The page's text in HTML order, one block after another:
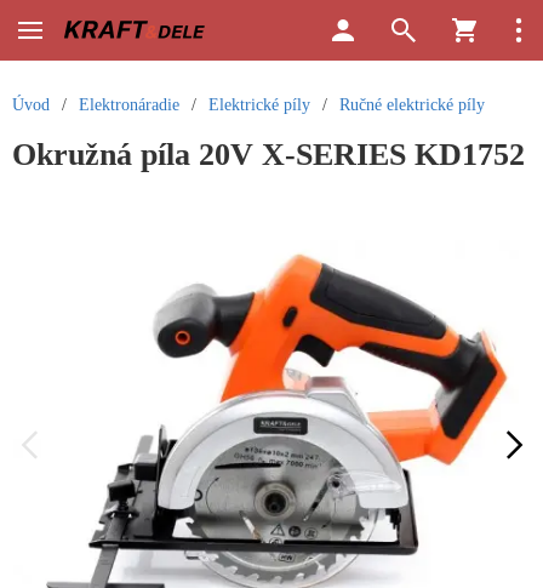
Úvod / Elektronáradie / Elektrické píly / Ručné elektrické píly
Okružná píla 20V X-SERIES KD1752